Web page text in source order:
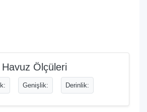
Havuz Ölçüleri
Genişlik: Derinlik: